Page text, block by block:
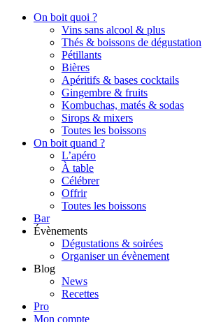
On boit quoi ?
Vins sans alcool & plus
Thés & boissons de dégustation
Pétillants
Bières
Apéritifs & bases cocktails
Gingembre & fruits
Kombuchas, matés & sodas
Sirops & mixers
Toutes les boissons
On boit quand ?
L’apéro
À table
Célébrer
Offrir
Toutes les boissons
Bar
Évènements
Dégustations & soirées
Organiser un évènement
Blog
News
Recettes
Pro
Mon compte